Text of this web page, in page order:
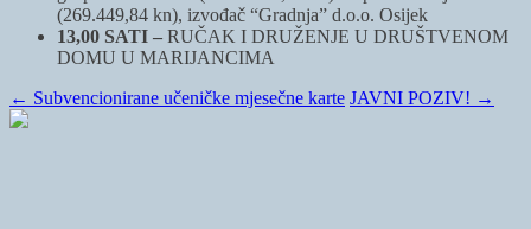
(269.449,84 kn), izvođač “Gradnja” d.o.o. Osijek
13,00 SATI – RUČAK I DRUŽENJE U DRUŠTVENOM
DOMU U MARIJANCIMA
← Subvencionirane učeničke mjesečne karte JAVNI POZIV! →